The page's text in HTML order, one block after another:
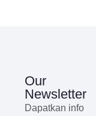
Our
Newsletter
Dapatkan info